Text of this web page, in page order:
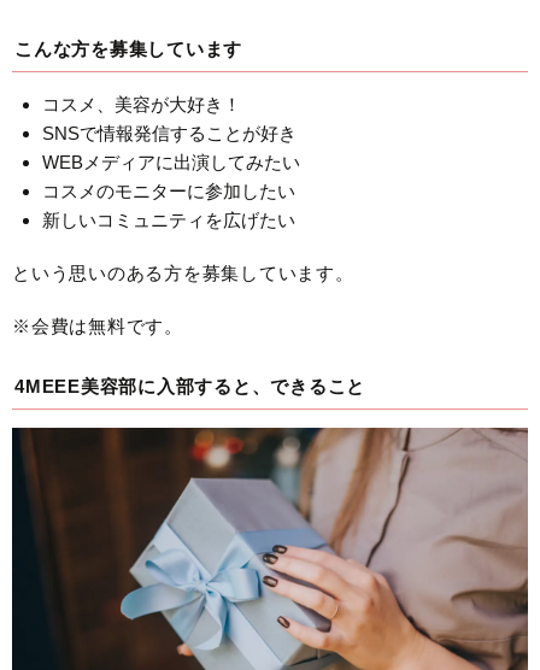
こんな方を募集しています
コスメ、美容が大好き！
SNSで情報発信することが好き
WEBメディアに出演してみたい
コスメのモニターに参加したい
新しいコミュニティを広げたい
という思いのある方を募集しています。
※会費は無料です。
4MEEE美容部に入部すると、できること